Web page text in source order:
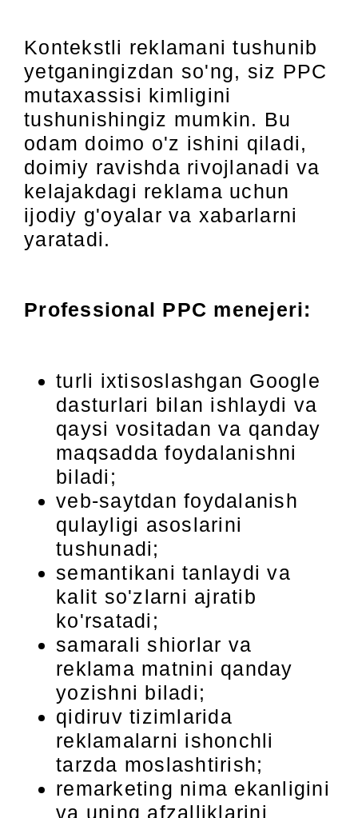
Kontekstli reklamani tushunib
yetganingizdan so'ng, siz PPC
mutaxassisi kimligini
tushunishingiz mumkin. Bu
odam doimo o'z ishini qiladi,
doimiy ravishda rivojlanadi va
kelajakdagi reklama uchun
ijodiy g'oyalar va xabarlarni
yaratadi.
Professional PPC menejeri:
turli ixtisoslashgan Google
dasturlari bilan ishlaydi va
qaysi vositadan va qanday
maqsadda foydalanishni
biladi;
veb-saytdan foydalanish
qulayligi asoslarini
tushunadi;
semantikani tanlaydi va
kalit so'zlarni ajratib
ko'rsatadi;
samarali shiorlar va
reklama matnini qanday
yozishni biladi;
qidiruv tizimlarida
reklamalarni ishonchli
tarzda moslashtirish;
remarketing nima ekanligini
va uning afzalliklarini